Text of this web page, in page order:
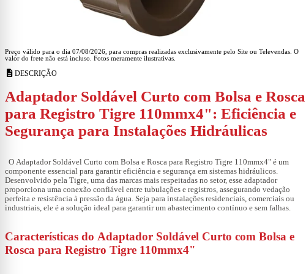
Preço válido para o dia 07/08/2026, para compras realizadas exclusivamente pelo Site ou Televendas. O
valor do frete não está incluso. Fotos meramente ilustrativas.
description DESCRIÇÃO
Adaptador Soldável Curto com Bolsa e Rosca
para Registro Tigre 110mmx4": Eficiência e
Segurança para Instalações Hidráulicas
O Adaptador Soldável Curto com Bolsa e Rosca para Registro Tigre 110mmx4" é um
componente essencial para garantir eficiência e segurança em sistemas hidráulicos.
Desenvolvido pela Tigre, uma das marcas mais respeitadas no setor, esse adaptador
proporciona uma conexão confiável entre tubulações e registros, assegurando vedação
perfeita e resistência à pressão da água. Seja para instalações residenciais, comerciais ou
industriais, ele é a solução ideal para garantir um abastecimento contínuo e sem falhas.
Características do Adaptador Soldável Curto com Bolsa e
Rosca para Registro Tigre 110mmx4"